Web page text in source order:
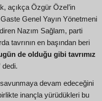
açıkça Özgür Özel’in
Genel Yayın Yönetmeni
Nazım Sağlam, parti
tavrının en başından beri
de olduğu gibi tavrımız
dedi.
devam edeceğini
inançla yürüdükleri bu